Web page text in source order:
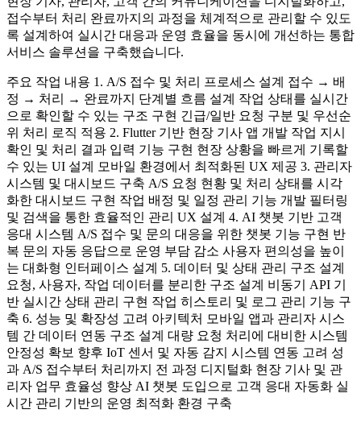
접수부터 처리 완료까지의 과정을 체계적으로 관리할 수 있도
록 설계하여 실시간 대응과 운영 효율을 동시에 개선하는 통합
서비스 솔루션을 구축했습니다.
주요 작업 내용 1. A/S 접수 및 처리 프로세스 설계 접수 → 배
정 → 처리 → 완료까지 단계별 흐름 설계 작업 상태를 실시간
으로 확인할 수 있는 구조 구현 긴급/일반 요청 구분 및 우선순
위 처리 로직 적용 2. Flutter 기반 현장 기사 앱 개발 작업 지시
확인 및 처리 결과 입력 기능 구현 현장 상황을 빠르게 기록할
수 있는 UI 설계 모바일 환경에서 최적화된 UX 제공 3. 관리자
시스템 및 대시보드 구축 A/S 요청 현황 및 처리 상태를 시각
화한 대시보드 구현 작업 배정 및 일정 관리 기능 개발 필터링
및 검색을 통한 효율적인 관리 UX 설계 4. AI 챗봇 기반 고객
응대 시스템 A/S 접수 및 문의 대응을 위한 챗봇 기능 구현 반
복 문의 자동 응답으로 운영 부담 감소 사용자 편의성을 높이
는 대화형 인터페이스 설계 5. 데이터 및 상태 관리 구조 설계
요청, 사용자, 작업 데이터를 분리한 구조 설계 비동기 API 기
반 실시간 상태 관리 구현 작업 히스토리 및 로그 관리 기능 구
축 6. 성능 및 확장성 고려 아키텍처 모바일 앱과 관리자 시스
템 간 데이터 연동 구조 설계 대량 요청 처리에 대비한 시스템
안정성 확보 향후 IoT 센서 및 자동 감지 시스템 연동 고려 성
과 A/S 접수부터 처리까지 전 과정 디지털화 현장 기사 및 관
리자 업무 효율성 향상 AI 챗봇 도입으로 고객 응대 자동화 실
시간 관리 기반의 운영 최적화 환경 구축